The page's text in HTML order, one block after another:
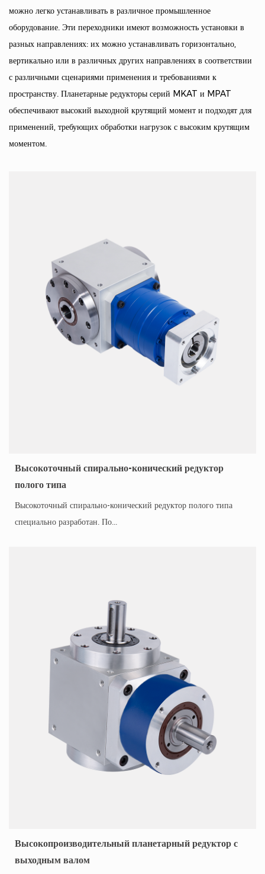
можно легко устанавливать в различное промышленное
оборудование. Эти переходники имеют возможность установки в
разных направлениях: их можно устанавливать горизонтально,
вертикально или в различных других направлениях в соответствии
с различными сценариями применения и требованиями к
пространству. Планетарные редукторы серий MKAT и MPAT
обеспечивают высокий выходной крутящий момент и подходят для
применений, требующих обработки нагрузок с высоким крутящим
моментом.
Высокоточный спирально-конический редуктор
полого типа
Высокоточный спирально-конический редуктор полого типа
специально разработан. По...
Высокопроизводительный планетарный редуктор с
выходным валом